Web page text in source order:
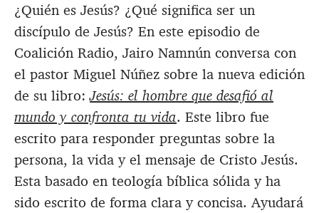
¿Quién es Jesús? ¿Qué significa ser un
discípulo de Jesús? En este episodio de
Coalición Radio, Jairo Namnún conversa con
el pastor Miguel Núñez sobre la nueva edición
de su libro:Jesús: el hombre que desafió al
mundo y confronta tu vida. Este libro fue
escrito para responder preguntas sobre la
persona, la vida y el mensaje de Cristo Jesús.
Esta basado en teología bíblica sólida y ha
sido escrito de forma clara y concisa. Ayudará